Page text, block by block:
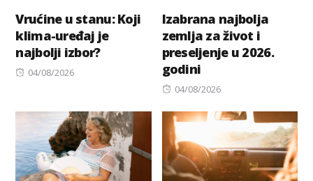
Vrućine u stanu: Koji
klima-uređaj je
najbolji izbor?
Posted
04/08/2026
Izabrana najbolja
zemlja za život i
preseljenje u 2026.
godini
Posted
04/08/2026